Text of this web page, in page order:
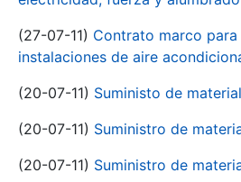
(27-07-11) Contrato marco
instalaciones de aire
(20-07-11) Suministo de
(20-07-11) Suministro de
(20-07-11) Suministro de